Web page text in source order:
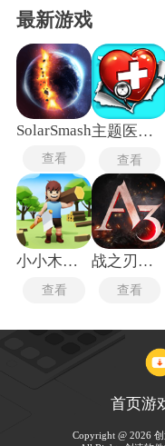
最新游戏
SolarSmash
查看
主题医院单机版
查看
小小木材商
查看
战之刃幸存者
查看
首页游
Copyright @ 2026